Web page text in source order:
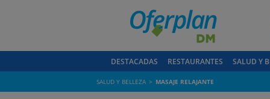
DESTACADAS RESTAURANTES SALUD Y
SALUD Y BELLEZA MASAJE RELAJANTE